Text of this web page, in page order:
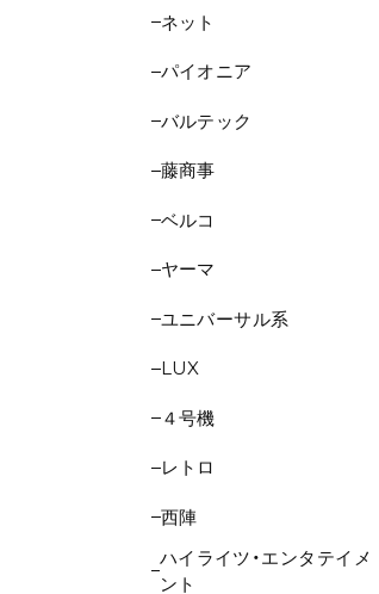
ネット
パイオニア
バルテック
藤商事
ベルコ
ヤーマ
ユニバーサル系
LUX
４号機
レトロ
西陣
ハイライツ・エンタテイメ
ント